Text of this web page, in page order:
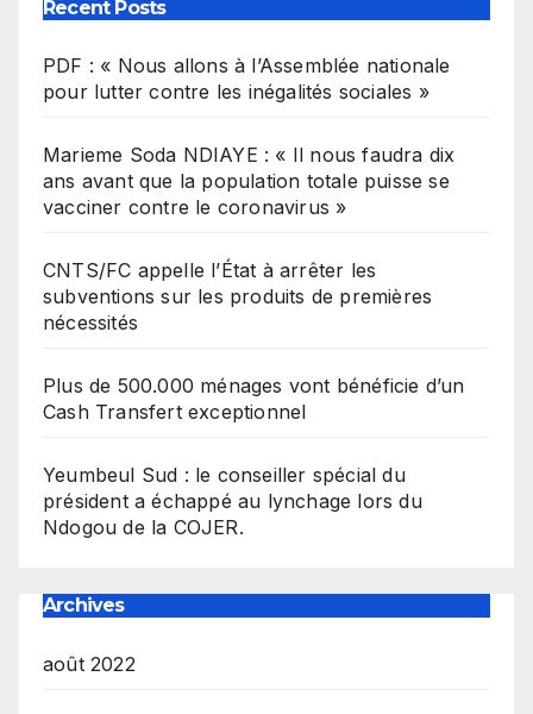
Recent Posts
PDF : « Nous allons à l’Assemblée nationale
pour lutter contre les inégalités sociales »
Marieme Soda NDIAYE : « Il nous faudra dix
ans avant que la population totale puisse se
vacciner contre le coronavirus »
CNTS/FC appelle l’État à arrêter les
subventions sur les produits de premières
nécessités
Plus de 500.000 ménages vont bénéficie d’un
Cash Transfert exceptionnel
Yeumbeul Sud : le conseiller spécial du
président a échappé au lynchage lors du
Ndogou de la COJER.
Archives
août 2022